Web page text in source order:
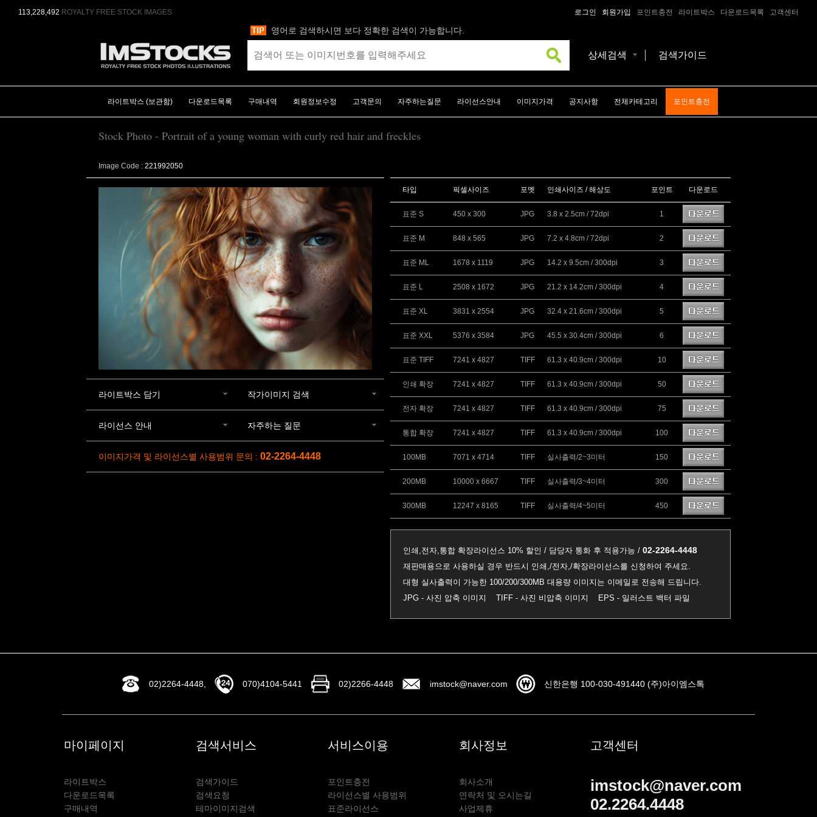
영어로 검색하시면 보다 정확한 검색이 가능합니다.
113,228,492 ROYALTY FREE STOCK IMAGES 로그인 회원가입 포인트충전 라이트박스 다운로드목록 고객센터
상세검색 검색가이드
라이트박스 (보관함) 다운로드목록 구매내역 회원정보수정 고객문의 자주하는질문 라이선스안내 이미지가격 공지사항 전체카테고리 포인트충전
Stock Photo - Portrait of a young woman with curly red hair and freckles
Image Code : 221992050
라이트박스 담기 작가이미지 검색
라이선스 안내 자주하는 질문
이미지가격 및 라이선스별 사용범위 문의 : 02-2264-4448
타입 픽셀사이즈 포멧 인쇄사이즈 / 해상도 포인트 다운로드
표준 S 450 x 300 JPG 3.8 x 2.5cm / 72dpi 1
표준 M 848 x 565 JPG 7.2 x 4.8cm / 72dpi 2
표준 ML 1678 x 1119 JPG 14.2 x 9.5cm / 300dpi 3
표준 L 2508 x 1672 JPG 21.2 x 14.2cm / 300dpi 4
표준 XL 3831 x 2554 JPG 32.4 x 21.6cm / 300dpi 5
표준 XXL 5376 x 3584 JPG 45.5 x 30.4cm / 300dpi 6
표준 TIFF 7241 x 4827 TIFF 61.3 x 40.9cm / 300dpi 10
인쇄 확장 7241 x 4827 TIFF 61.3 x 40.9cm / 300dpi 50
전자 확장 7241 x 4827 TIFF 61.3 x 40.9cm / 300dpi 75
통합 확장 7241 x 4827 TIFF 61.3 x 40.9cm / 300dpi 100
100MB 7071 x 4714 TIFF 실사출력/2~3미터 150
200MB 10000 x 6667 TIFF 실사출력/3~4미터 300
300MB 12247 x 8165 TIFF 실사출력/4~5미터 450
인쇄,전자,통합 확장라이선스 10% 할인 / 담당자 통화 후 적용가능 / 02-2264-4448
재판매용으로 사용하실 경우 반드시 인쇄,/전자,/확장라이선스를 신청하여 주세요.
대형 실사출력이 가능한 100/200/300MB 대용량 이미지는 이메일로 전송해 드립니다.
JPG - 사진 압축 이미지 TIFF - 사진 비압축 이미지 EPS - 일러스트 백터 파일
02)2264-4448, 070)4104-5441 02)2266-4448 imstock@naver.com 신한은행 100-030-491440 (주)아이엠스톡
마이페이지 검색서비스 서비스이용 회사정보 고객센터
라이트박스 검색가이드 포인트충전 회사소개
imstock@naver.com
02.2264.4448
다운로드목록 검색요청 라이선스별 사용범위
연락처 및 오시는길
구매내역
테마이미지검색 표준라이선스 사업제휴